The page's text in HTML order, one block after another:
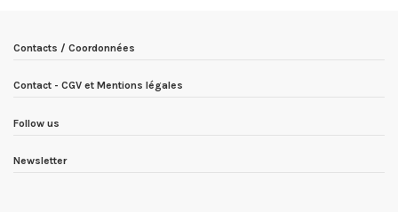
Contacts / Coordonnées
Contact - CGV et Mentions légales
Follow us
Newsletter